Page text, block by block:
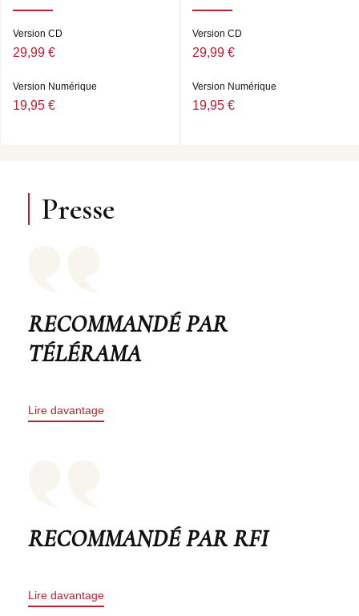
Version CD
29,99 €
Version Numérique
19,95 €
Version CD
29,99 €
Version Numérique
19,95 €
Presse
RECOMMANDÉ PAR
TÉLÉRAMA
Lire davantage
RECOMMANDÉ PAR RFI
Lire davantage